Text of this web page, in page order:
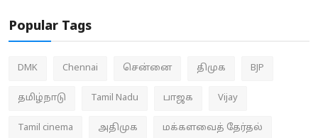
Popular Tags
DMK Chennai சென்னை திமுக BJP
தமிழ்நாடு Tamil Nadu பாஜக Vijay
Tamil cinema அதிமுக மக்களவைத் தேர்தல்